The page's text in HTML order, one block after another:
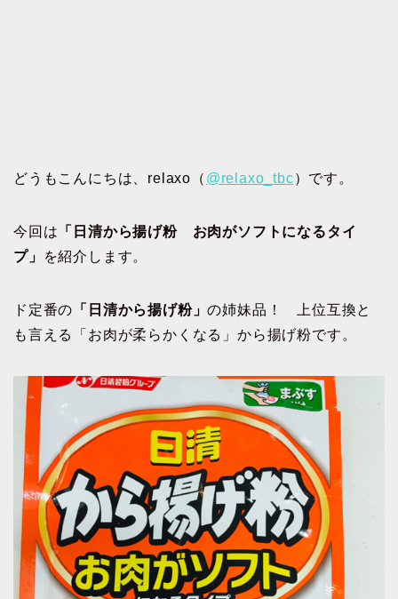
どうもこんにちは、relaxo（ @relaxo_tbc）です。
今回は 「日清から揚げ粉 お肉がソフトになるタイ
プ」
を紹介します。
ド定番の 「日清から揚げ粉」の姉妹品！ 上位互換と
も言える「お肉が柔らかくなる」から揚げ粉です。